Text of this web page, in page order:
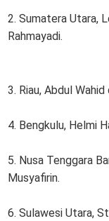
2. Sumatera Utara,
Rahmayadi.
3. Riau, Abdul
4. Bengkulu, Helmi
5. Nusa Tenggara
Musyafirin.
6. Sulawesi Utara,